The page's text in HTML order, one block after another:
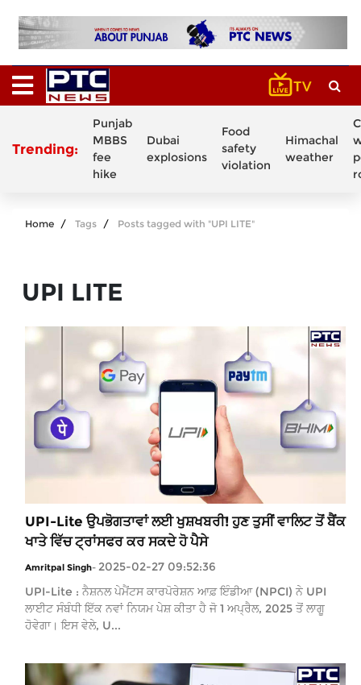
Trending:
Punjab
MBBS
fee
hike
Dubai
explosions
Food
safety
violation
Himachal
weather
Home Tags Posts tagged with "UPI LITE"
UPI LITE
UPI-Lite ਉਪਭੋਗਤਾਵਾਂ ਲਈ ਖੁਸ਼ਖਬਰੀ! ਹੁਣ ਤੁਸੀਂ ਵਾਲਿਟ ਤੋਂ ਬੈਂਕ
ਖਾਤੇ ਵਿੱਚ ਟ੍ਰਾਂਸਫਰ ਕਰ ਸਕਦੇ ਹੋ ਪੈਸੇ
Amritpal Singh- 2025-02-27 09:52:36
UPI-Lite : ਨੈਸ਼ਨਲ ਪੇਮੈਂਟਸ ਕਾਰਪੋਰੇਸ਼ਨ ਆਫ਼ ਇੰਡੀਆ (NPCI) ਨੇ UPI
ਲਾਈਟ ਸੰਬੰਧੀ ਇੱਕ ਨਵਾਂ ਨਿਯਮ ਪੇਸ਼ ਕੀਤਾ ਹੈ ਜੋ 1 ਅਪ੍ਰੈਲ, 2025 ਤੋਂ ਲਾਗੂ
ਹੋਵੇਗਾ। ਇਸ ਵੇਲੇ, U...